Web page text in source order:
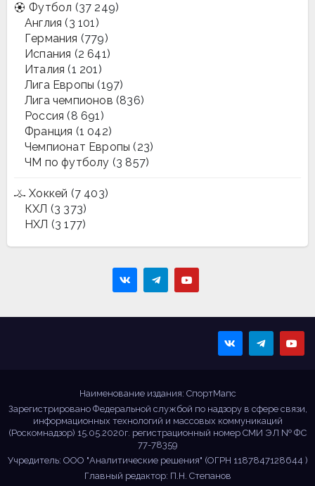
Футбол (37 249)
Англия (3 101)
Германия (779)
Испания (2 641)
Италия (1 201)
Лига Европы (197)
Лига чемпионов (836)
Россия (8 691)
Франция (1 042)
Чемпионат Европы (23)
ЧМ по футболу (3 857)
Хоккей (7 403)
КХЛ (3 373)
НХЛ (3 177)
Наименование издания: СпортМапс
Зарегистрировано Федеральной службой по надзору в сфере связи,
информационных технологий и массовых коммуникаций
(Роскомнадзор) 15.05.2020г. регистрационный номер СМИ ЭЛ № ФС
77-78359
Учредитель: ООО "Аналитические решения" (ОГРН 1187847128644 )
Главный редактор: П.Н. Степанов